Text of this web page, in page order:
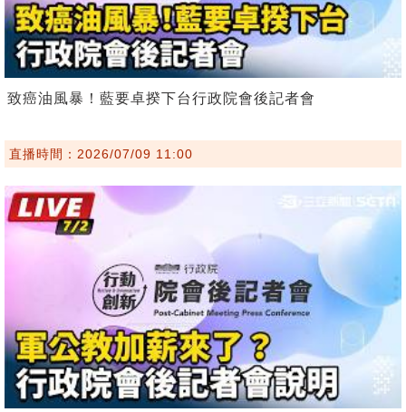
致癌油風暴！藍要卓揆下台行政院會後記者會
直播時間：2026/07/09 11:00